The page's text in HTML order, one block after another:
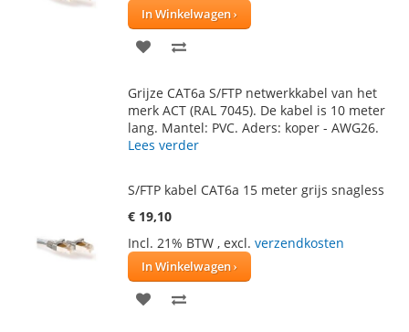
In Winkelwagen
VOEG
AAN
VERLANGLIJST
TE
VERGELIJKEN
Grijze CAT6a S/FTP netwerkkabel van het
merk ACT (RAL 7045). De kabel is 10 meter
lang. Mantel: PVC. Aders: koper - AWG26.
Lees verder
S/FTP kabel CAT6a 15 meter grijs snagless
€ 19,10
Incl. 21% BTW , excl. verzendkosten
In Winkelwagen
VOEG